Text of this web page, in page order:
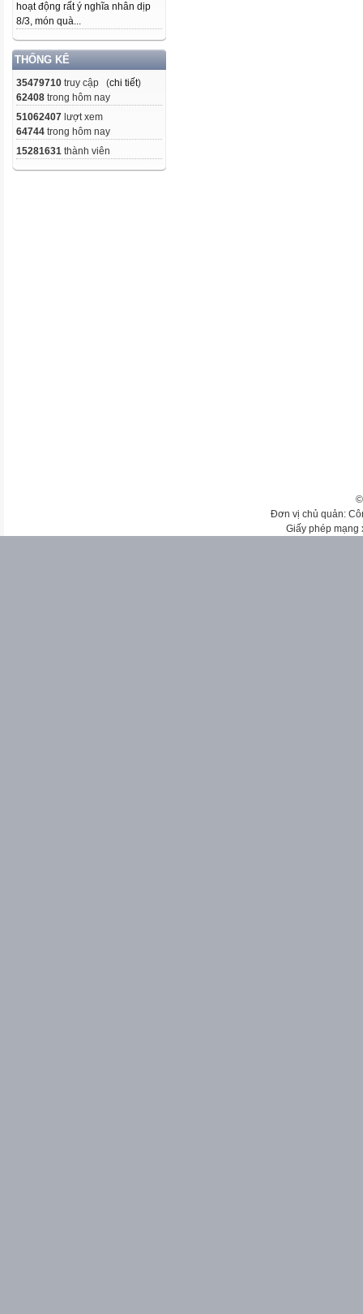
hoạt động rất ý nghĩa nhân dịp
8/3, món quà...
THỐNG KÊ
35479710 truy cập (chi tiết)
62408 trong hôm nay
51062407 lượt xem
64744 trong hôm nay
15281631 thành viên
Đơn vị chủ quản:
Giấy phép mạng